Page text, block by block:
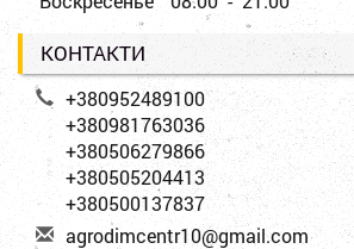
КОНТАКТИ
+380952489100
+380981763036
+380506279866
+380505204413
+380500137837
agrodimcentr10@gmail.com